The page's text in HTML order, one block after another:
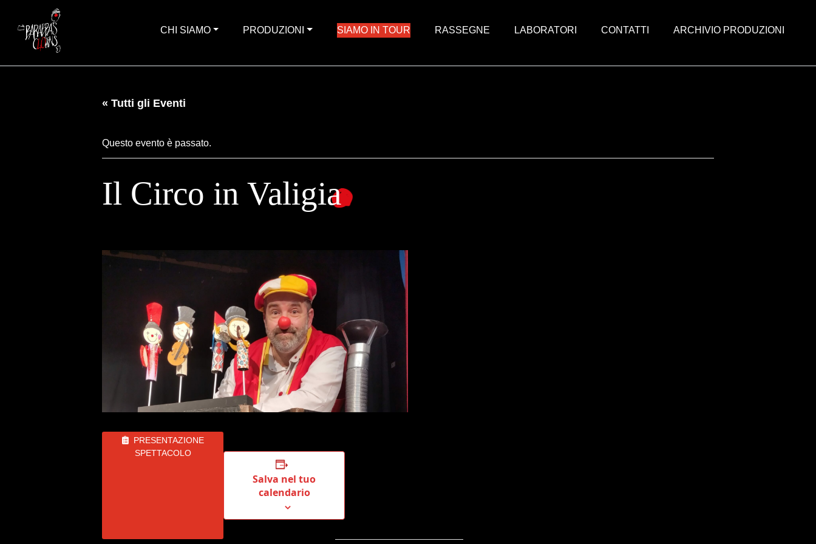
CHI SIAMO PRODUZIONI SIAMO IN TOUR RASSEGNE LABORATORI CONTATTI ARCHIVIO PRODUZIONI
« Tutti gli Eventi
Questo evento è passato.
Il Circo in Valigia
PRESENTAZIONE
SPETTACOLO
Salva nel tuo
calendario